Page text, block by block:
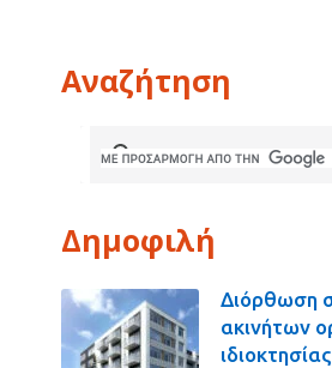
Αναζήτηση
Δημοφιλή
Διόρθωση
ακινήτων